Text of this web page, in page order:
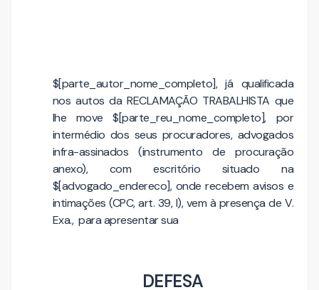
$[parte_autor_nome_completo], já qualificada
nos autos da RECLAMAÇÃO TRABALHISTA que
lhe move $[parte_reu_nome_completo], por
intermédio dos seus procuradores, advogados
infra-assinados (instrumento de procuração
anexo), com escritório situado na
$[advogado_endereco], onde recebem avisos e
intimações (CPC, art. 39, I), vem à presença de V.
Exa., para apresentar sua
DEFESA